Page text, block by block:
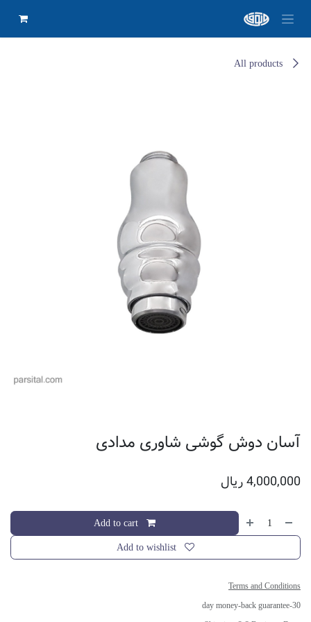
All products
آسان دوش گوشی شاوری مدادی
4,000,000ریال
Add to cart
Add to wishlist
Terms and Conditions
30-day money-back guarantee